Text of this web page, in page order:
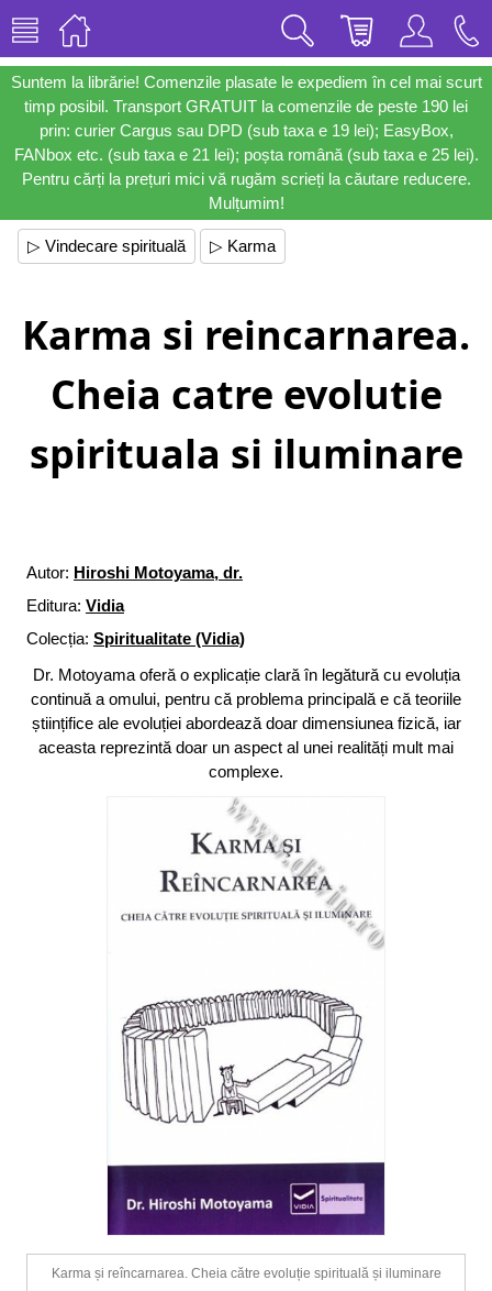
Suntem la librărie! Comenzile plasate le expediem în cel mai scurt
timp posibil. Transport GRATUIT la comenzile de peste 190 lei
prin: curier Cargus sau DPD (sub taxa e 19 lei); EasyBox,
FANbox etc. (sub taxa e 21 lei); poșta română (sub taxa e 25 lei).
Pentru cărți la prețuri mici vă rugăm scrieți la căutare reducere.
Mulțumim!
▷ Vindecare spirituală ▷ Karma
Karma si reincarnarea.
Cheia catre evolutie
spirituala si iluminare
Autor: Hiroshi Motoyama, dr.
Editura: Vidia
Colecția: Spiritualitate (Vidia)
Dr. Motoyama oferă o explicație clară în legătură cu evoluția
continuă a omului, pentru că problema principală e că teoriile
științifice ale evoluției abordează doar dimensiunea fizică, iar
aceasta reprezintă doar un aspect al unei realități mult mai
complexe.
Karma și reîncarnarea. Cheia către evoluție spirituală și iluminare